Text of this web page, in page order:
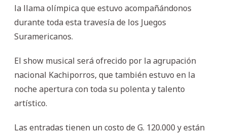
la llama olímpica que estuvo acompañándonos
durante toda esta travesía de los Juegos
Suramericanos.
El show musical será ofrecido por la agrupación
nacional Kachiporros, que también estuvo en la
noche apertura con toda su polenta y talento
artístico.
Las entradas tienen un costo de G. 120.000 y están